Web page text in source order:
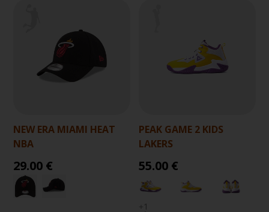
NEW ERA MIAMI HEAT
NBA
29.00 €
PEAK GAME 2 KIDS
LAKERS
55.00 €
+1